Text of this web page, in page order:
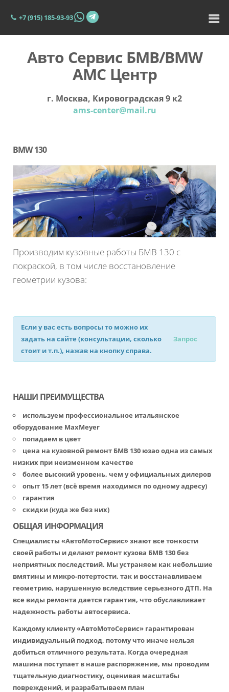
+7 (915) 185-93-93
Авто Сервис БМВ/BMW
АМС Центр
г. Москва, Кировоградская 9 к2
ams-center@mail.ru
BMW 130
Производим кузовные работы БМВ 130 с
покраской, в том числе восстановление
геометрии кузова:
Если у вас есть вопросы то можно их
задать на сайте (консультации, сколько
стоит и т.п.), нажав на кнопку справа.
Запрос
НАШИ ПРЕИМУЩЕСТВА
используем профессиональное итальянское
оборудование MaxMeyer
попадаем в цвет
цена на кузовной ремонт БМВ 130 юзао одна из самых
низких при неизменном качестве
более высокий уровень, чем у официальных дилеров
опыт 15 лет (всё время находимся по одному адресу)
гарантия
скидки (куда же без них)
ОБЩАЯ ИНФОРМАЦИЯ
Специалисты «АвтоМотоСервис» знают все тонкости
своей работы и делают ремонт кузова БМВ 130 без
неприятных последствий. Мы устраняем как небольшие
вмятины и микро-потертости, так и восстанавливаем
геометрию, нарушенную вследствие серьезного ДТП. На
все виды ремонта дается гарантия, что обуславливает
надежность работы автосервиса.
Каждому клиенту «АвтоМотоСервис» гарантирован
индивидуальный подход, потому что иначе нельзя
добиться отличного результата. Когда очередная
машина поступает в наше распоряжение, мы проводим
тщательную диагностику, оценивая масштабы
повреждений, и разрабатываем план